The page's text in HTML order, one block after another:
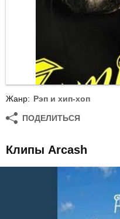
Жанр: Рэп и хип-хоп
ПОДЕЛИТЬСЯ
Клипы Arcash